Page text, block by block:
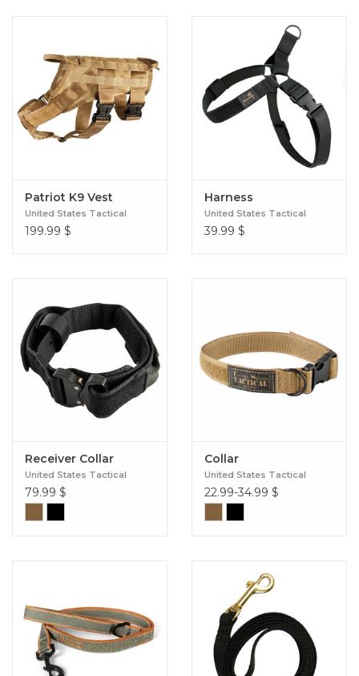
Patriot K9 Vest
United States Tactical
199.99 $
Harness
United States Tactical
39.99 $
Receiver Collar
United States Tactical
79.99 $
Collar
United States Tactical
22.99-34.99 $